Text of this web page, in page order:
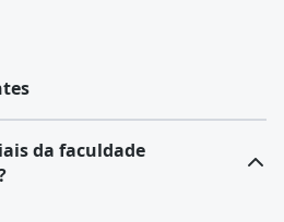
da faculdade